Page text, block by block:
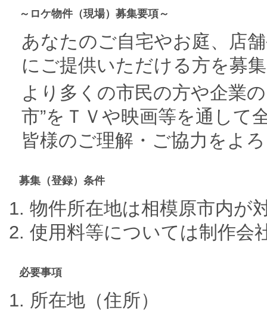
～ロケ物件（現場）募集要項～
あなたのご自宅やお庭、店
にご提供いただける方を募
より多くの市民の方や企業
市”をＴＶや映画等を通して
皆様のご理解・ご協力をよ
募集（登録）条件
物件所在地は相模原市内が
使用料等については制作会
必要事項
所在地（住所）